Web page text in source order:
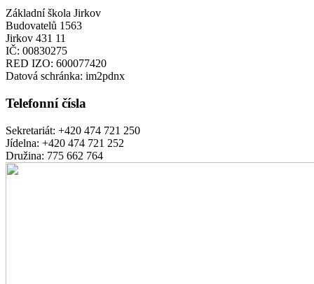
Základní škola Jirkov
Budovatelů 1563
Jirkov 431 11
IČ: 00830275
RED IZO: 600077420
Datová schránka: im2pdnx
Telefonní čísla
Sekretariát: +420 474 721 250
Jídelna: +420 474 721 252
Družina: 775 662 764